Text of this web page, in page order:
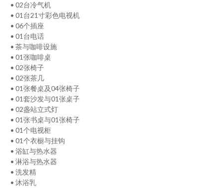
• 02台冷气机
• 01台21寸彩色电视机
• 06个插座
• 01台电话
• 茶与咖啡设施
• 01张咖啡桌
• 02张椅子
• 02张茶几
• 01张餐桌及04张椅子
• 01套沙发与01张桌子
• 02盏站立式灯
• 01张书桌与01张椅子
• 01个电视柜
• 01个衣橱与挂钩
• 浴缸与热水器
• 淋浴与热水器
• 洗发精
• 沐浴乳